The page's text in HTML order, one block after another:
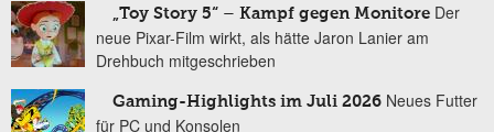
„Toy Story 5“ – Kampf gegen Monitore Der
neue Pixar-Film wirkt, als hätte Jaron Lanier am
Drehbuch mitgeschrieben
Gaming-Highlights im Juli 2026 Neues Futter
für PC und Konsolen